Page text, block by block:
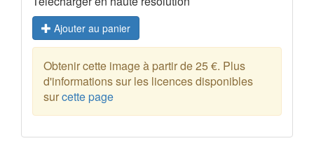
Ajouter au panier
Obtenir cette image à partir de 25 €. Plus
d'informations sur les licences disponibles
surcette page